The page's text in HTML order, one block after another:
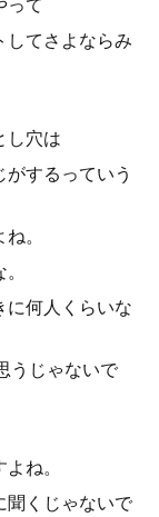
って
してさよならみ
し穴は
するっていう
。
に何人くらいな
うじゃないで
ね。
聞くじゃないで